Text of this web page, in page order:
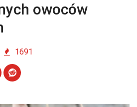
owoców
1691